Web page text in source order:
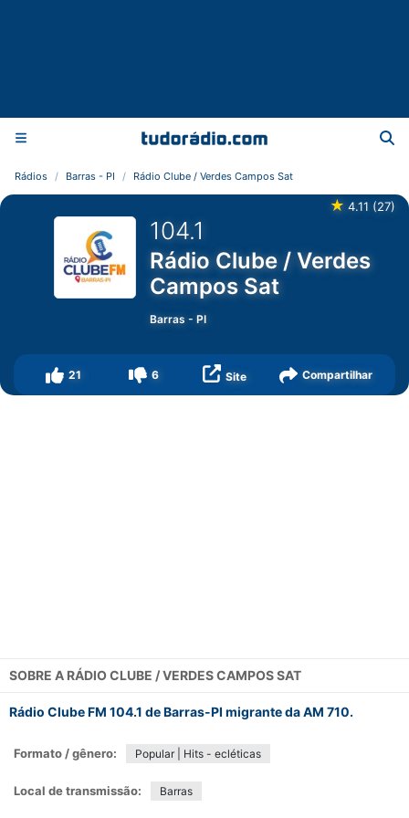
Rádios Barras - PI Rádio Clube / Verdes Campos Sat
★ 4.11 (27)
104.1
Rádio Clube / Verdes
Campos Sat
Barras -PI
21 6 Site Compartilhar
SOBRE A RÁDIO CLUBE / VERDES CAMPOS SAT
Rádio Clube FM 104.1 de Barras-PI migrante da AM 710.
Formato / gênero: Popular | Hits - ecléticas
Local de transmissão: Barras